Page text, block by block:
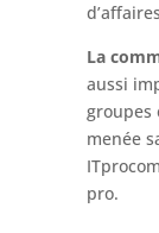
La
aussi
groupes
menée
pro.